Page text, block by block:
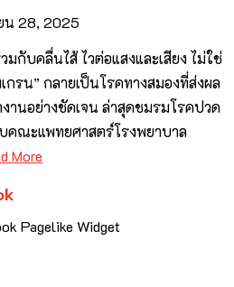
น 28, 2025
กับคลื่นไส้ ไวต่อแสงและเสียง ไม่ใช่
กรน” กลายเป็นโรคทางสมองที่ส่งผล
นอย่างชัดเจน ล่าสุดชมรมโรคปวด
คณะแพทยศาสตร์โรงพยาบาล
More